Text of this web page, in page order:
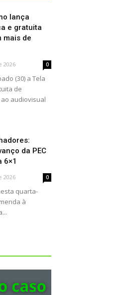
lança
e gratuita
mais de
2026 0
(30) a Tela
de
audiovisual
da PEC
6×1
2026 0
quarta-
à